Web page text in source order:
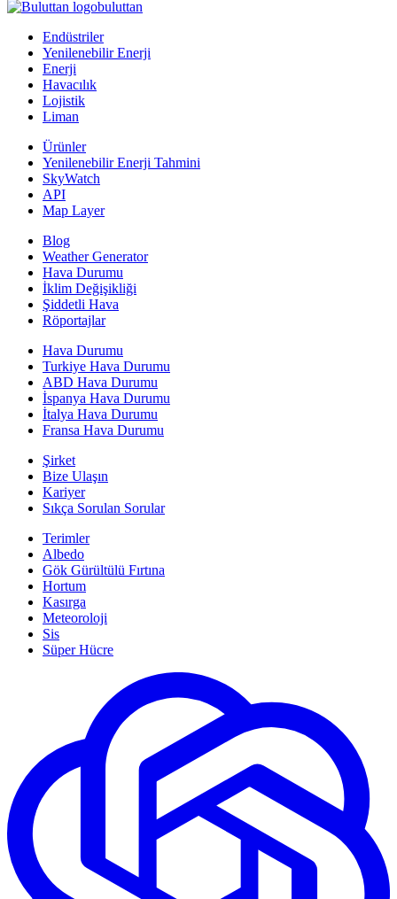
buluttan
Endüstriler
Yenilenebilir Enerji
Enerji
Havacılık
Lojistik
Liman
Ürünler
Yenilenebilir Enerji Tahmini
SkyWatch
API
Map Layer
Blog
Weather Generator
Hava Durumu
İklim Değişikliği
Şiddetli Hava
Röportajlar
Hava Durumu
Turkiye Hava Durumu
ABD Hava Durumu
İspanya Hava Durumu
İtalya Hava Durumu
Fransa Hava Durumu
Şirket
Bize Ulaşın
Kariyer
Sıkça Sorulan Sorular
Terimler
Albedo
Gök Gürültülü Fırtına
Hortum
Kasırga
Meteoroloji
Sis
Süper Hücre